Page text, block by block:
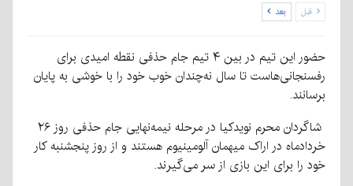
قبل بعد
حضور این تیم در بین ۴ تیم جام حذفی نقطه امیدی برای
رفسنجانی‌هاست تا سال نه‌چندان خوب خود را با خوشی به پایان
برسانند.
شاگردان محرم نویدکیا در مرحله نیمه‌نهایی جام حذفی روز ۲۶
خردادماه در اراک میهمان آلومینیوم هستند و از روز پنجشنبه کار
خود را برای این بازی از سر می‌گیرند.